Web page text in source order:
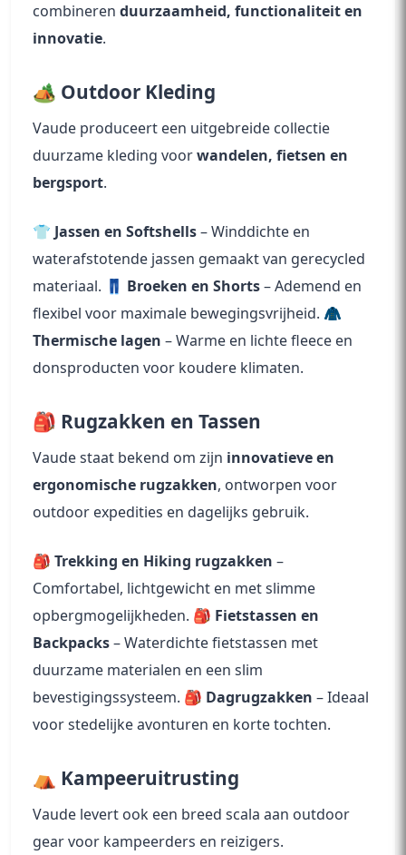
combineren duurzaamheid, functionaliteit en
innovatie.
🏕️ Outdoor Kleding
Vaude produceert een uitgebreide collectie
duurzame kleding voorwandelen, fietsen en
bergsport.
👕 Jassen en Softshells– Winddichte en
waterafstotende jassen gemaakt van gerecycled
materiaal. 👖 Broeken en Shorts– Ademend en
flexibel voor maximale bewegingsvrijheid. 🧥
Thermische lagen – Warme en lichte fleece en
donsproducten voor koudere klimaten.
🎒 Rugzakken en Tassen
Vaude staat bekend om zijn innovatieve en
ergonomische rugzakken, ontworpen voor
outdoor expedities en dagelijks gebruik.
🎒 Trekking en Hiking rugzakken –
Comfortabel, lichtgewicht en met slimme
opbergmogelijkheden. 🎒 Fietstassen en
Backpacks– Waterdichte fietstassen met
duurzame materialen en een slim
bevestigingssysteem. 🎒 Dagrugzakken – Ideaal
voor stedelijke avonturen en korte tochten.
⛺ Kampeeruitrusting
Vaude levert ook een breed scala aan outdoor
gear voor kampeerders en reizigers.